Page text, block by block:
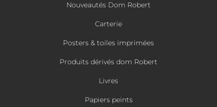
Nouveautés Dom Robert
Carterie
Posters & toiles imprimées
Produits dérivés dom Robert
Livres
Papiers peints